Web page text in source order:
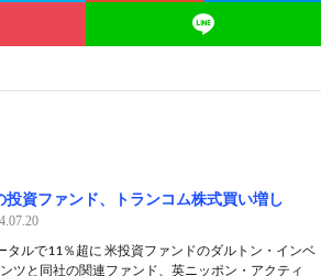
投資ファンド、トランコム株式買い増し
タルで11％超に 米投資ファンドのダルトン・インベ
ツと同社の関連ファンド、英ニッポン・アクティ